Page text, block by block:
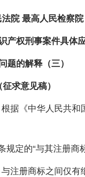
院 最高人民检察院
产权刑事案件具体
题的解释（三）
征求意见稿）
《中华人民共和
定的“与其注册商
册商标之间仅有